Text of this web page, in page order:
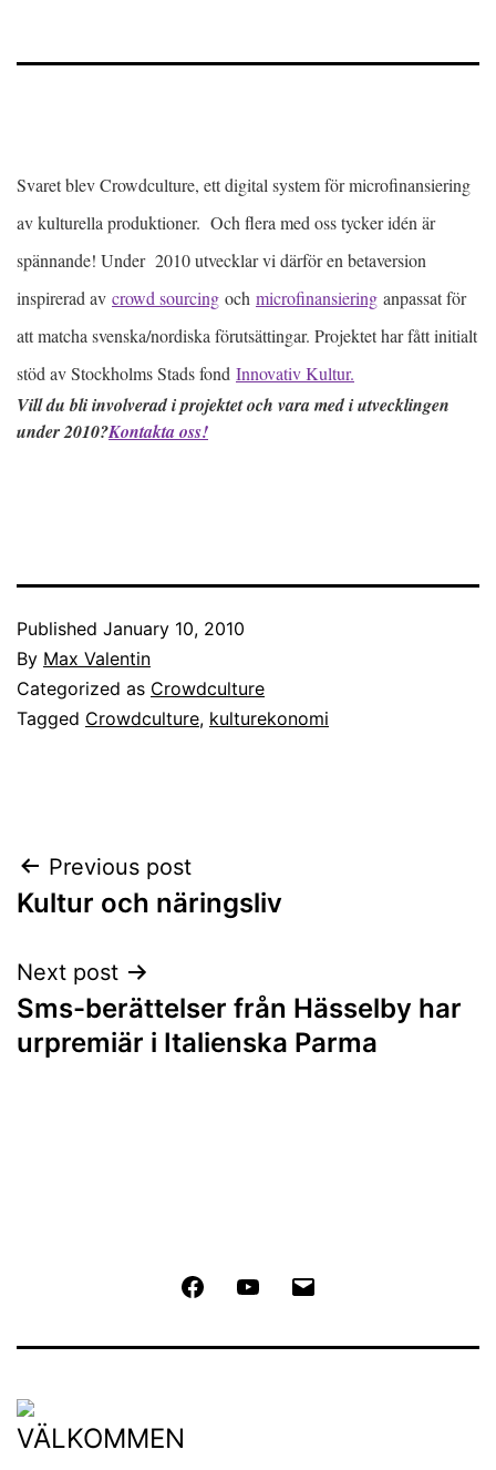
Svaret blev Crowdculture, ett digital system för microfinansiering
av kulturella produktioner. Och flera med oss tycker idén är
spännande! Under 2010 utvecklar vi därför en betaversion
inspirerad av crowd sourcing och microfinansiering anpassat för
att matcha svenska/nordiska förutsättingar. Projektet har fått initialt
stöd av Stockholms Stads fond Innovativ Kultur.
Vill du bli involverad i projektet och vara med i utvecklingen
under 2010?Kontakta oss!
Published January 10, 2010
By Max Valentin
Categorized as Crowdculture
Tagged Crowdculture, kulturekonomi
Post
navigation
Previous post
Kultur och näringsliv
Next post
Sms-berättelser från Hässelby har
urpremiär i Italienska Parma
FacebookYoutube